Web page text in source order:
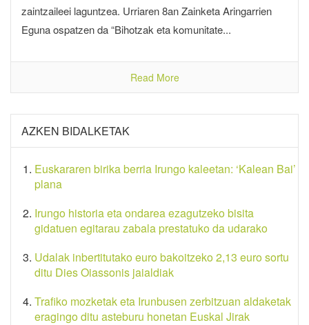
zaintzaileei laguntzea. Urriaren 8an Zainketa Aringarrien
Eguna ospatzen da “Bihotzak eta komunitate...
Read More
AZKEN BIDALKETAK
Euskararen birika berria Irungo kaleetan: ‘Kalean Bai’
plana
Irungo historia eta ondarea ezagutzeko bisita
gidatuen egitarau zabala prestatuko da udarako
Udalak inbertitutako euro bakoitzeko 2,13 euro sortu
ditu Dies Oiassonis jaialdiak
Trafiko mozketak eta Irunbusen zerbitzuan aldaketak
eragingo ditu asteburu honetan Euskal Jirak